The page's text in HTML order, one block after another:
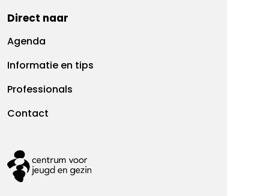
Direct naar
Agenda
Informatie en tips
Professionals
Contact